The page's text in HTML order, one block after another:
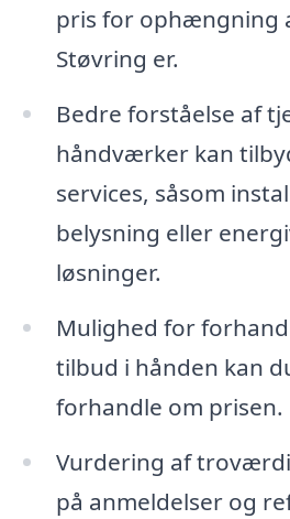
pris for ophængning
Støvring er.
Bedre forståelse af
håndværker kan
services, såsom
belysning eller
løsninger.
Mulighed for
tilbud i hånden kan
forhandle om prisen.
Vurdering af
på anmeldelser og